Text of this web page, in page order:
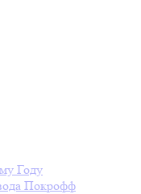
Году
Покрофф